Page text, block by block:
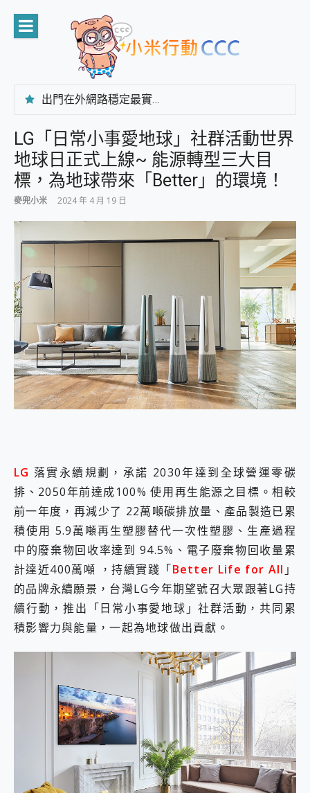
content
出門在外網路穩定最實在 「台灣大哥大」榮獲 4G/5G 在線率全球 NO.3 全台第一與全台六冠王實測心得，走到哪順到哪！
CP 值天花板~ Bongcom BS5 足球君開箱~ 短焦投影機 3千元就能擁有！ 折扣碼在這～
專為 PC上的 XBOX和掌機設計的 FireCuda X1070 SSD 固態硬碟開箱 評測
台灣製攝影機在這裡，100%全無線設計 SpotCam Solo Eco 太陽能防水雲端攝影機 SpotCam Solo 3 2.5K高畫質戶外攝影機 開箱 評測
電力超超超持久 MSI 微星 Prestige 14 AI+ D3MG-031TW 14吋 開箱評價，AI輕薄商務筆電 Copilot+ PC
AI 支付 一錶搞定大小事 Xiaomi Watch 5 開箱 評測
超驚艷 讓人一眼就愛上 LENOVO 聯想 Yoga Book 9 14吋 AI輕薄筆電 開箱 評測
外型超吸晴~ 給您絕佳操控體驗 GravaStar Mercury K1 系列 異星機械鍵盤與 Mercury X 系列 輕量無線電競滑鼠 開箱 評測
開箱~變身「蜘蛛人」椅子軍師！MSI MPG 491CQP QD-OLED 超寬曲面電競螢幕，多工辦公、爽度滿滿的終極桌面體驗
iPhone 17 系列 有認證的防護來囉！ imos 首家導入 UL MCV 行銷宣告驗證的手機配件品牌
DJI Osmo Pocket 3 爽爽帶回家 歡慶 EaseUS 21 週年到來，「Slogan 海報徵稿活動」好康大放送
小巧好吸不擋鏡頭 有Qi2認證的 ONPRO MagReact MXs2 5000mAh薄型磁吸無線急速行動電源 開箱 評測
會走動的冷暖氣 SONY REON POCKET PRO 穿戴式智慧冷暖調溫裝置 開箱 評測
寶可夢飛人外掛iToolab AnyGo全新升級，GO Fest 五折優惠嗨翻天！支援 iOS/Android！
自帶線的 有線無線都能充 ONPRO MagReact M5 10000mAh 5合1 磁吸無線急速行動電源 開箱 評測
飛利浦 JS7310 ⚡【電急便｜行動儲能救車電源】 可靠的旅行夥伴！帶給您優異的安全性與強大供電效能
是螢幕也是電視! 一機超多用途「MSI微星 Modern MD272UPSW 27型」 4K IPS 輕薄商用智慧聯網螢幕 開箱 評測
您的專屬AI 助手 Yoga Slim 7 Aura Edition 觸控AI筆電 開箱 評測
realme 14 Pro 超硬軍規、冰感變色實測，realme 14 5G 遊戲戰鬥值爆表，效能x娛樂全都要！
動靜皆宜「HUAWEI FreeArc」開放式耳掛耳機，無感配戴! 超穩超服貼，音質、通話也很優質
好玩好拍 vivo V50 ~ 口袋裡的 Zeiss 潮流攝影棚!
25種洗烘模式一機搞定! Roborock 衣莉莎白 H1 Neo分子篩洗脫烘 AI 滾筒洗衣機
給 MSI Claw 系列電競掌機 最完美的家 MSI Nest Docking Station 掌機專屬擴充底座 開箱 評測
B&O 精品級音響! Home+ 中嘉寬頻 SoundBox 劇院串流盒 開箱 評測
2億 APO蔡司長焦神機降臨~ vivo X200 Pro、vivo X200 就是這麼好拍
3 個超值 MHN 飛人工具分享~~ iToolab AnyGo 魔物獵人 Now飛人 ios教學 不出門也可以到處走
Locawhere AnyTo 寶可夢飛人 AnyTo 不出門也可以飛遍全世界
全新 SONY Xperia 1 VI 開箱! 相機實測! 長焦覆蓋更遠更清晰、2日長續航、頂尖影音娛樂效能~
Xiaomi 14 Ultra 開箱 評測~ 有深度的 Leica 影像旗艦手機! 加碼小旗艦 Xiaomi 14 開箱 評測
vivo TWS 3e 真無線藍牙耳機智慧降噪升級、音質明亮溫潤，並支援雙設備連接~
MSI Claw 掌機專屬配件包 來囉 完美保護 MSI Claw A1M-026TW 電競掌機
LG「日常小事愛地球」社群活動世界
地球日正式上線~ 能源轉型三大目
標，為地球帶來「Better」的環境！
麥兜小米 2024 年 4 月 19 日
LG 落實永續規劃，承諾 2030年達到全球營運零碳
排、2050年前達成100% 使用再生能源之目標。相較
前一年度，再減少了 22萬噸碳排放量、產品製造已累
積使用 5.9萬噸再生塑膠替代一次性塑膠、生產過程
中的廢棄物回收率達到 94.5%、電子廢棄物回收量累
計達近400萬噸 ，持續實踐「Better Life for All 」
的品牌永續願景，台灣LG今年期望號召大眾跟著LG持
續行動，推出「日常小事愛地球」社群活動，共同累
積影響力與能量，一起為地球做出貢獻。